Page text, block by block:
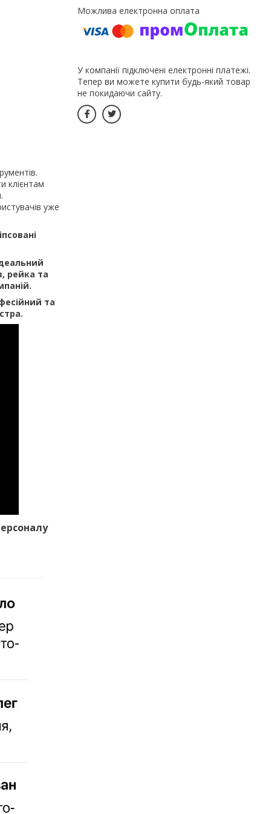
клієнтам
уже
рейка та
та
У компанії підключені електронні платежі.
Тепер ви можете купити будь-який товар
не покидаючи сайту.